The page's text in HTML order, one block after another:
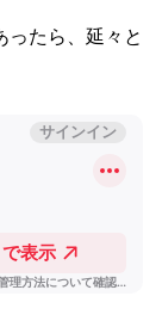
ったら、延々と